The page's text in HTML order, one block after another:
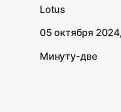
Lotus
05 октября
Минуту-две